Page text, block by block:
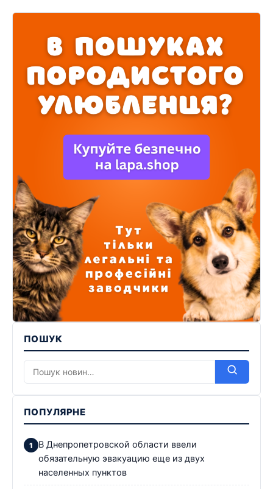
ПОШУК
ПОПУЛЯРНЕ
В Днепропетровской области ввели
обязательную эвакуацию еще из двух
населенных пунктов